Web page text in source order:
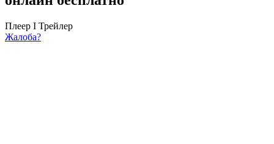
Плеер I Трейлер
Жалоба?